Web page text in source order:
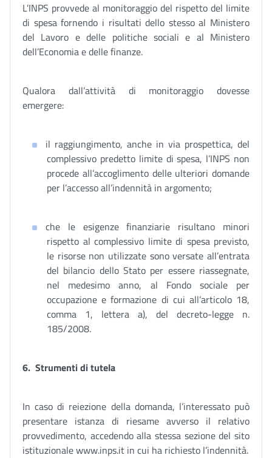
L’INPS provvede al monitoraggio del rispetto del limite
di spesa fornendo i risultati dello stesso al Ministero
del Lavoro e delle politiche sociali e al Ministero
dell’Economia e delle finanze.
Qualora dall’attività di monitoraggio dovesse
emergere:
il raggiungimento, anche in via prospettica, del
complessivo predetto limite di spesa, l’INPS non
procede all’accoglimento delle ulteriori domande
per l’accesso all’indennità in argomento;
che le esigenze finanziarie risultano minori
rispetto al complessivo limite di spesa previsto,
le risorse non utilizzate sono versate all’entrata
del bilancio dello Stato per essere riassegnate,
nel medesimo anno, al Fondo sociale per
occupazione e formazione di cui all’articolo 18,
comma 1, lettera a), del decreto-legge n.
185/2008.
6. Strumenti di tutela
In caso di reiezione della domanda, l’interessato può
presentare istanza di riesame avverso il relativo
provvedimento, accedendo alla stessa sezione del sito
istituzionale www.inps.it in cui ha richiesto l’indennità.